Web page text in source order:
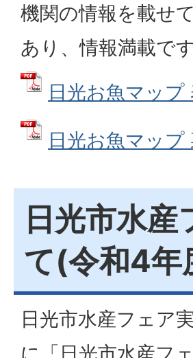
機関の情報を載せ
あり、情報満載です
日光お魚マッ
日光お魚マッ
日光市水
て(令和4年
日光市水産フェア